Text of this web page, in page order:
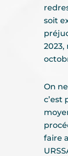
soit
2023,
On
c’est
faire